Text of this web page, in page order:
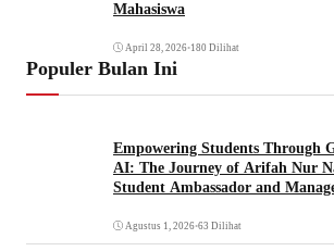
Mahasiswa
April 28, 2026•180 Dilihat
Populer Bulan Ini
Empowering Students Through
AI: The Journey of Arifah Nur
Student Ambassador and
Agustus 1, 2026•63 Dilihat